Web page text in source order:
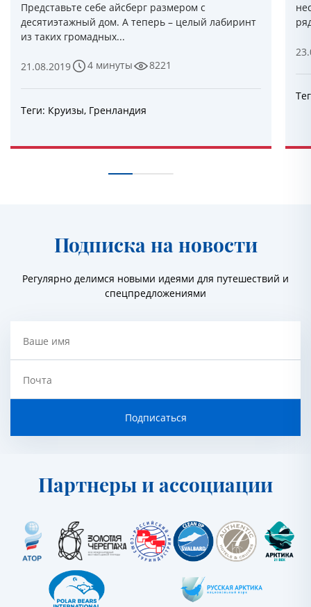
Представьте себе айсберг размером с
десятиэтажный дом. А теперь – целый лабиринт
из таких громадных...
21.08.2019 4 минуты 8221
Теги: Круизы, Гренландия
Подписка на новости
Регулярно делимся новыми идеями для путешествий и
спецпредложениями
Ваше имя
Почта
Подписаться
Партнеры и ассоциации